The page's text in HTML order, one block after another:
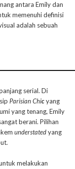
antara Emily dan
memenuhi definisi
adalah sebuah
serial. Di
Parisian Chicyang
yang tenang, Emily
berani. Pilihan
understatedyang
melakukan